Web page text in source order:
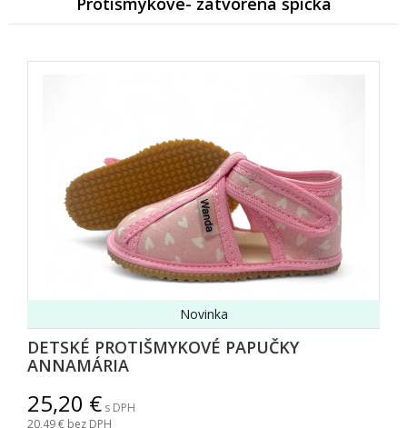
DETSKÉ PROTIŠMYKOVÉ PAPUČKY
ANNAMÁRIA
Novinka
25,20
s DPH
20,49 bez DPH